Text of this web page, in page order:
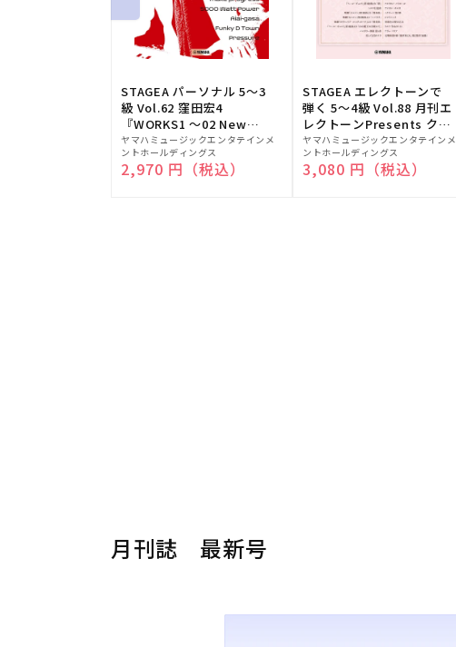
STAGEA パーソナル 5～3
級 Vol.62 窪田宏4
『WORKS1 ～02 New
edition～』
販
売
元:
ヤマハミュージックエンタテインメ
ントホールディングス
通常価格
2,970 円（税込）
STAGEA エレクトーンで
弾く 5～4級 Vol.88 月刊エ
レクトーンPresents クラ
シック名曲集
販
売
元:
ヤマハミュージックエンタテインメ
ントホールディングス
通常価格
3,080 円（税込）
月刊誌 最新号